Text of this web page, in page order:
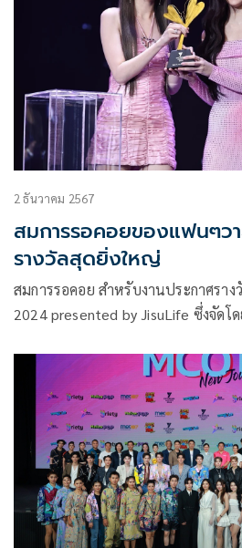
2 ธันวาคม 2567
สมการรอคอยของแฟนๆว
รางวัลสุดยิ่งใหญ่
สมการรอคอย สำหรับงานประกาศราง
2024 presented by JisuLife ซึ่งจัด
พิกุล ณ True ICON Hall ICONSIAM